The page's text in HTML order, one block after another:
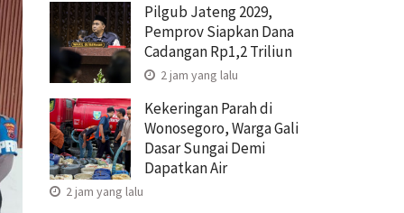
Pilgub Jateng 2029,
Pemprov Siapkan Dana
Cadangan Rp1,2 Triliun
2 jam yang lalu
Kekeringan Parah di
Wonosegoro, Warga Gali
Dasar Sungai Demi
Dapatkan Air
2 jam yang lalu